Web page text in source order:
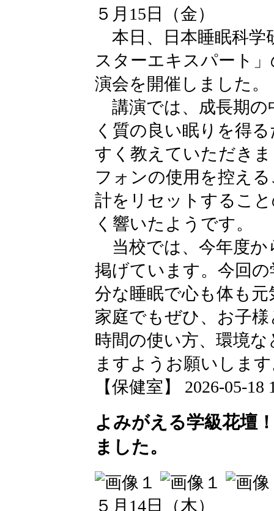
５月15日（金）
本日、日本睡眠科学
スターエキスパート
演会を開催しました。
講演では、成長期の
く質の良い眠りを得
すく教えていただき
フォンの使用を控え
計をリセットするこ
く響いたようです。
当校では、今年度か
掲げています。今回
分な睡眠で心も体も
家庭でもぜひ、お子
時間の使い方、環境
ますようお願いしま
【保健室】 2026-05-18
よみがえる学級花壇
ました。
５月14日（木）